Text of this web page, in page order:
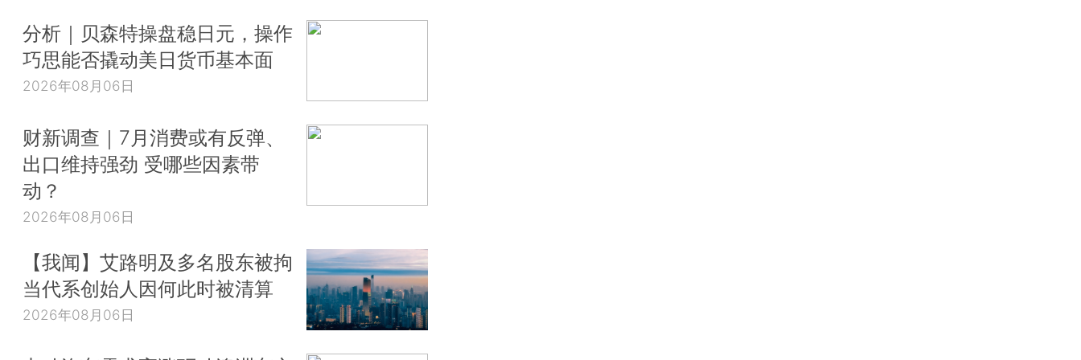
分析｜贝森特操盘稳日元，操作
巧思能否撬动美日货币基本面
2026年08月06日
财新调查｜7月消费或有反弹、
出口维持强劲 受哪些因素带
动？
2026年08月06日
【我闻】艾路明及多名股东被拘
当代系创始人因何此时被清算
2026年08月06日